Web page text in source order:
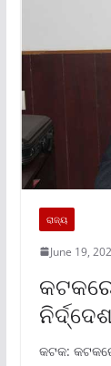
ରାଜ୍ୟ
June 19,
କଟକ: